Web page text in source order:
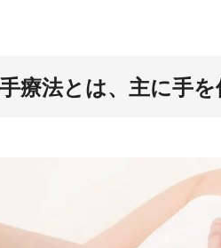
療法とは、主に手